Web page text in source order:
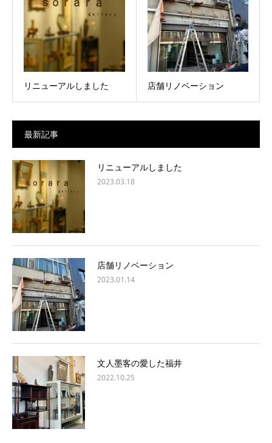
リニューアルしました 店舗リノベーション
最新記事
リニューアルしました
2023.03.18
店舗リノベーション
2023.01.14
文人墨客の愛した福井
2022.10.25